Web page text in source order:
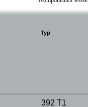
Typ